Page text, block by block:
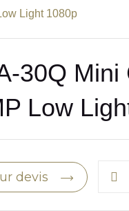
Light 1080p
30Q Mini
Low
devis